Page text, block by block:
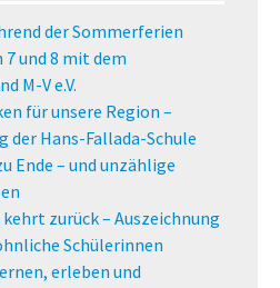
der Sommerferien
und 8 mit dem
M-V e.V.
für unsere Region –
der Hans-Fallada-Schule
Ende – und unzählige
zurück – Auszeichnung
Schülerinnen
erleben und